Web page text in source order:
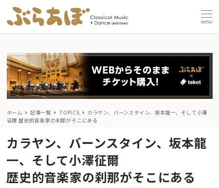
MENU
ホーム 記事一覧 TOPICS
カラヤン、バーンスタイン、坂本龍一、そして小澤
征爾 歴史的音楽家の刹那がそこにある
カラヤン、バーンスタイン、坂本龍
一、そして小澤征爾
歴史的音楽家の刹那がそこにある